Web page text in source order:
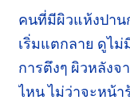
คนที่มีผิวแห้งปาน
เริ่มแตกลาย ดูไ
การตึงๆ ผิวหลังจ
ไหนไม่ว่าจะหน้า